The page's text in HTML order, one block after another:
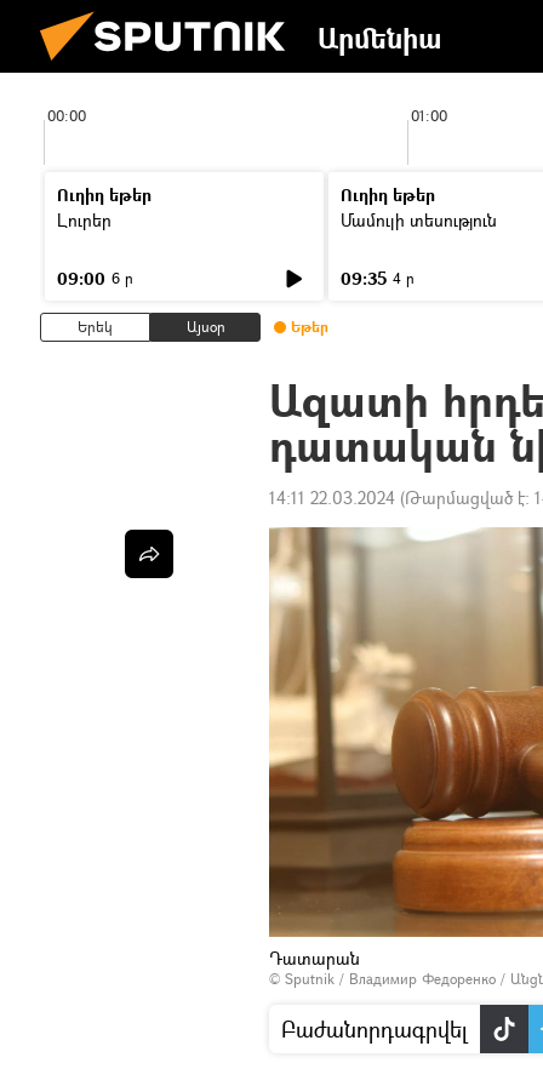
Արմենիա
00:00 01:00
Ուղիղ եթեր
Լուրեր
09:00 6 ր
Ուղիղ եթեր
Մամուլի տեսություն
09:35 4 ր
Երեկ Այսօր Եթեր
Ազատի
դատական
14:11 22.03.2024 (Թարմացված է:
Դատարան
© Sputnik / Владимир Федоренко /
Բաժանորդագրվել